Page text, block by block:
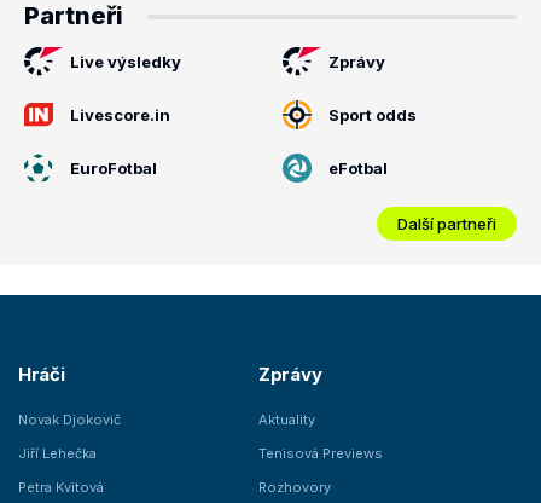
Partneři
Live výsledky Zprávy
Livescore.in Sport odds
EuroFotbal eFotbal
Další partneři
Hráči
Novak Djokovič
Jiří Lehečka
Petra Kvitová
Zprávy
Aktuality
Tenisová Previews
Rozhovory